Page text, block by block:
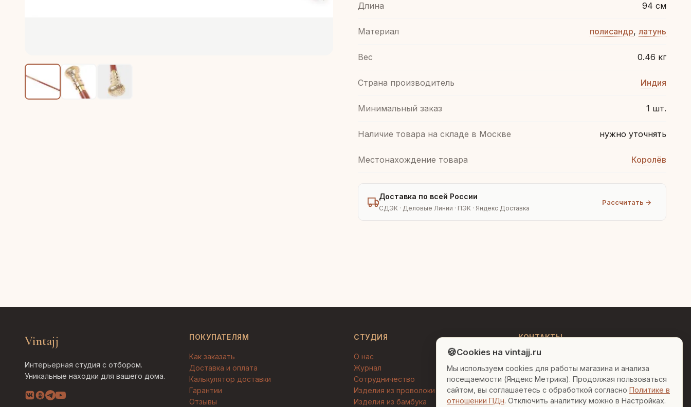
Длина 94 см
Материал полисандр, латунь
Вес 0.46 кг
Страна производитель Индия
Минимальный заказ 1 шт.
Наличие товара на складе в Москве нужно уточнять
Местонахождение товара Королёв
Доставка по всей России
СДЭК · Деловые Линии · ПЭК · Яндекс Доставка
Рассчитать →
Vintajj
Интерьерная студия с отбором.
Уникальные находки для вашего дома.
ПОКУПАТЕЛЯМ
Как заказать
Доставка и оплата
Калькулятор доставки
Гарантии
Отзывы
СТУДИЯ
О нас
Журнал
Сотрудничество
Изделия из проволоки
Изделия из бамбука
КОНТАКТЫ
+7 (495) 150-52-26
AI-консультант в Telegram
sales@vintajj.ru
Пн-Пт: 10:00 - 19:00
🍪Cookies на vintajj.ru
Мы используем cookies для работы магазина и анализа
посещаемости (Яндекс Метрика). Продолжая пользоваться
сайтом, вы соглашаетесь с обработкой согласно Политике в
отношении ПДн. Отключить аналитику можно в Настройках.
декору. Чем могу помочь?
Вазы для гостиной
Подарок до 5000₽
Сочетание металлов